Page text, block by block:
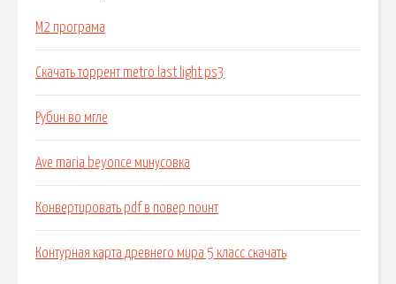
М2 програма
Скачать торрент metro last light ps3
Рубин во мгле
Ave maria beyonce минусовка
Конвертировать pdf в повер поинт
Контурная карта древнего мира 5 класс скачать